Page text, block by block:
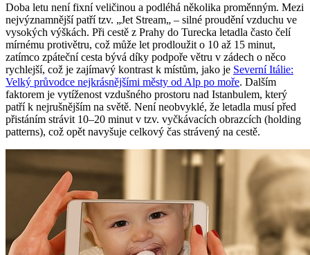
Doba letu není fixní veličinou a podléhá několika proměnným. Mezi
nejvýznamnější patří tzv. „Jet Stream„ – silné proudění vzduchu ve
vysokých výškách. Při cestě z Prahy do Turecka letadla často čelí
mírnému protivětru, což může let prodloužit o 10 až 15 minut,
zatímco zpáteční cesta bývá díky podpoře větru v zádech o něco
rychlejší, což je zajímavý kontrast k místům, jako je Severní Itálie:
Velký průvodce nejkrásnějšími městy od Alp po moře. Dalším
faktorem je vytíženost vzdušného prostoru nad Istanbulem, který
patří k nejrušnějším na světě. Není neobvyklé, že letadla musí před
přistáním strávit 10–20 minut v tzv. vyčkávacích obrazcích (holding
patterns), což opět navyšuje celkový čas strávený na cestě.